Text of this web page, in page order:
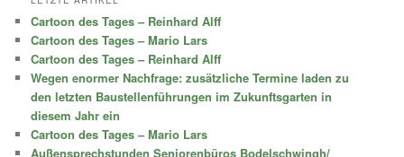
n
Cartoon des Tages – Reinhard Alff
Cartoon des Tages – Mario Lars
Cartoon des Tages – Reinhard Alff
Wegen enormer Nachfrage: zusätzliche Termine laden zu
den letzten Baustellenführungen im Zukunftsgarten in
diesem Jahr ein
Cartoon des Tages – Mario Lars
Außensprechstunden Seniorenbüros Bodelschwingh/